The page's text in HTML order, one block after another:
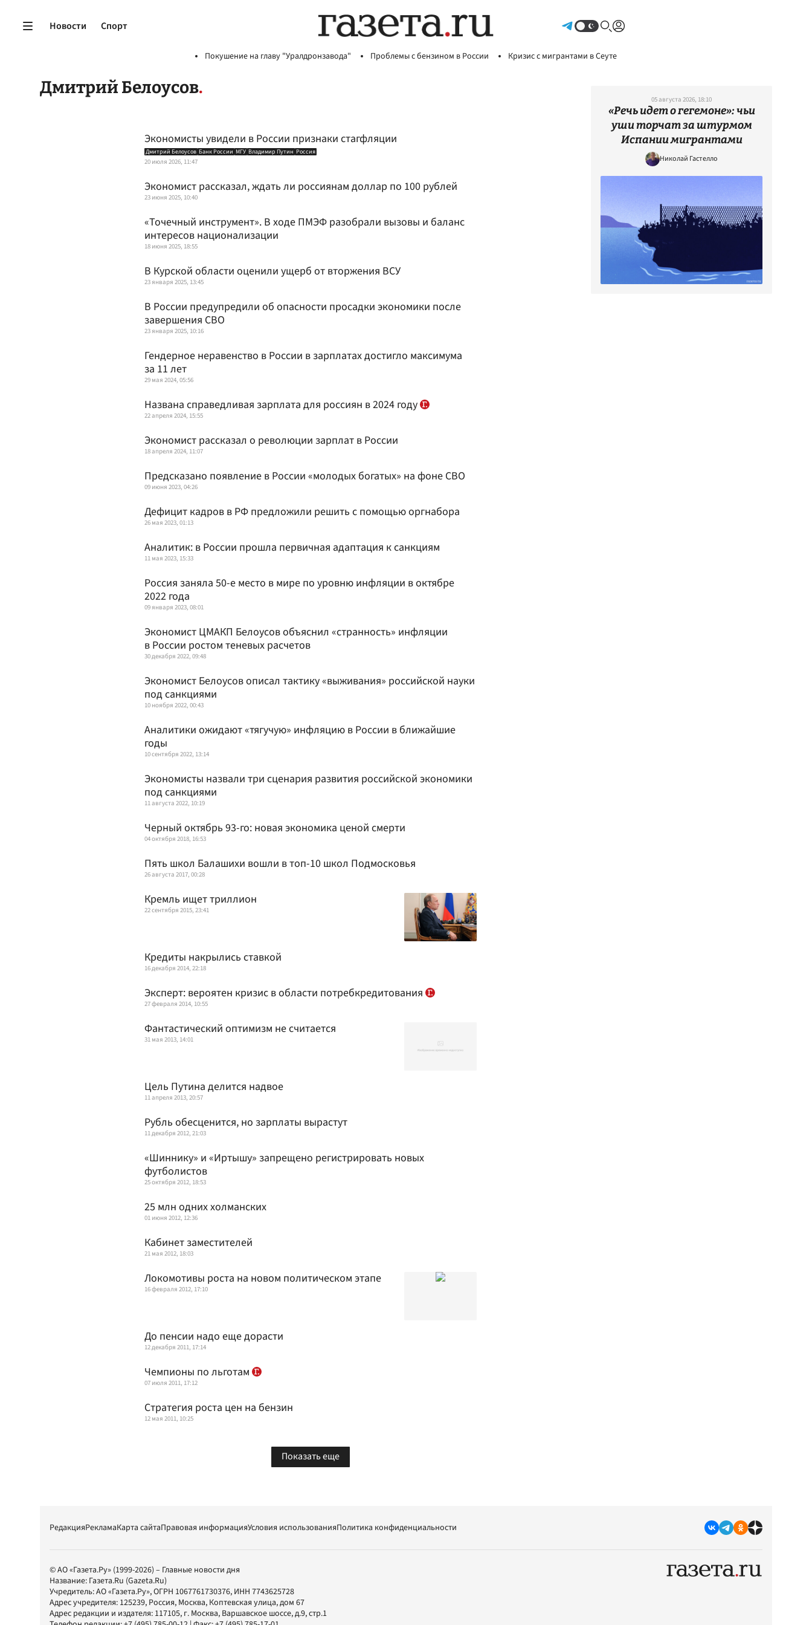
Новости Спорт
Покушение на главу "Уралдронзавода" Проблемы с бензином в России Кризис с мигрантами в Сеуте
Дмитрий Белоусов
Экономисты увидели в России признаки стагфляции
Дмитрий Белоусов Банк России МГУ Владимир Путин Россия
20 июля 2026, 11:47
Экономист рассказал, ждать ли россиянам доллар по 100 рублей
23 июня 2025, 10:40
«Точечный инструмент». В ходе ПМЭФ разобрали вызовы и баланс
интересов национализации
18 июня 2025, 18:55
В Курской области оценили ущерб от вторжения ВСУ
23 января 2025, 13:45
В России предупредили об опасности просадки экономики после
завершения СВО
23 января 2025, 10:16
Гендерное неравенство в России в зарплатах достигло максимума
за 11 лет
29 мая 2024, 05:56
Названа справедливая зарплата для россиян в 2024 году
22 апреля 2024, 15:55
Экономист рассказал о революции зарплат в России
18 апреля 2024, 11:07
Предсказано появление в России «молодых богатых» на фоне СВО
09 июня 2023, 04:26
Дефицит кадров в РФ предложили решить с помощью оргнабора
26 мая 2023, 01:13
Аналитик: в России прошла первичная адаптация к санкциям
11 мая 2023, 15:33
Россия заняла 50-е место в мире по уровню инфляции в октябре
2022 года
09 января 2023, 08:01
Экономист ЦМАКП Белоусов объяснил «странность» инфляции
в России ростом теневых расчетов
30 декабря 2022, 09:48
Экономист Белоусов описал тактику «выживания» российской науки
под санкциями
10 ноября 2022, 00:43
Аналитики ожидают «тягучую» инфляцию в России в ближайшие
годы
10 сентября 2022, 13:14
Экономисты назвали три сценария развития российской экономики
под санкциями
11 августа 2022, 10:19
Черный октябрь 93-го: новая экономика ценой смерти
04 октября 2018, 16:53
Пять школ Балашихи вошли в топ-10 школ Подмосковья
26 августа 2017, 00:28
Кремль ищет триллион
22 сентября 2015, 23:41
Кредиты накрылись ставкой
16 декабря 2014, 22:18
Эксперт: вероятен кризис в области потребкредитования
27 февраля 2014, 10:55
Фантастический оптимизм не считается
31 мая 2013, 14:01
Цель Путина делится надвое
11 апреля 2013, 20:57
Рубль обесценится, но зарплаты вырастут
11 декабря 2012, 21:03
«Шиннику» и «Иртышу» запрещено регистрировать новых
футболистов
25 октября 2012, 18:53
25 млн одних холманских
01 июня 2012, 12:36
Кабинет заместителей
21 мая 2012, 18:03
Локомотивы роста на новом политическом этапе
16 февраля 2012, 17:10
До пенсии надо еще дорасти
12 декабря 2011, 17:14
Чемпионы по льготам
07 июля 2011, 17:12
Стратегия роста цен на бензин
12 мая 2011, 10:25
Показать еще
05 августа 2026, 18:10
«Речь идет о гегемоне»: чьи
уши торчат за штурмом
Испании мигрантами
Николай Гастелло
РедакцияРекламаКарта сайтаПравовая информацияУсловия использованияПолитика конфиденциальности
© АО «Газета.Ру» (1999-2026) – Главные новости дня
Название: Газета.Ru (Gazeta.Ru)
Учредитель:АО «Газета.Ру», ОГРН 1067761730376, ИНН 7743625728
Адрес учредителя: 125239, Россия, Москва, Коптевская улица, дом 67
Адрес редакции и издателя: 117105, г. Москва, Варшавское шоссе, д.9, стр.1